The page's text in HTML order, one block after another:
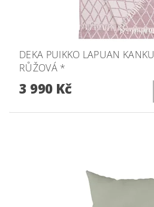
DEKA PUIKKO LAPUAN
RŮŽOVÁ *
3 990 Kč